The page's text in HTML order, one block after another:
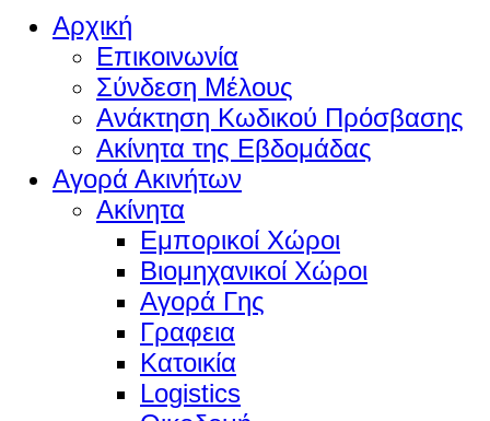
Αρχική
Επικοινωνία
Σύνδεση Μέλους
Ανάκτηση Κωδικού Πρόσβασης
Ακίνητα της Εβδομάδας
Αγορά Ακινήτων
Ακίνητα
Εμπορικοί Χώροι
Βιομηχανικοί Χώροι
Αγορά Γης
Γραφεια
Κατοικία
Logistics